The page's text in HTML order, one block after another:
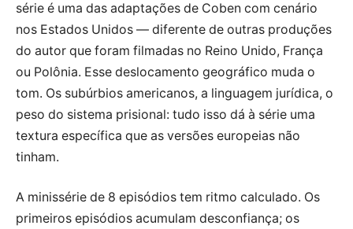
série é uma das adaptações de Coben com cenário
nos Estados Unidos — diferente de outras produções
do autor que foram filmadas no Reino Unido, França
ou Polônia. Esse deslocamento geográfico muda o
tom. Os subúrbios americanos, a linguagem jurídica, o
peso do sistema prisional: tudo isso dá à série uma
textura específica que as versões europeias não
tinham.
A minissérie de 8 episódios tem ritmo calculado. Os
primeiros episódios acumulam desconfiança; os